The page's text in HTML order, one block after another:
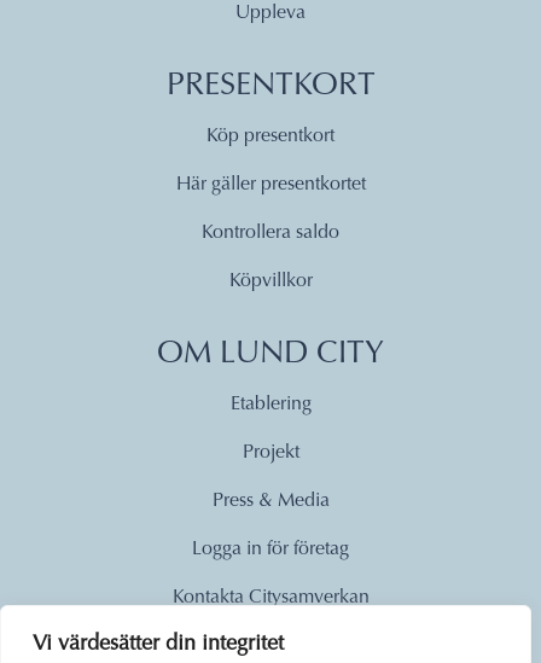
Vi värdesätter din integritet
Uppleva
PRESENTKORT
Köp presentkort
Här gäller presentkortet
Kontrollera saldo
Köpvillkor
OM LUND CITY
Etablering
Projekt
Press & Media
Logga in för företag
Kontakta Citysamverkan